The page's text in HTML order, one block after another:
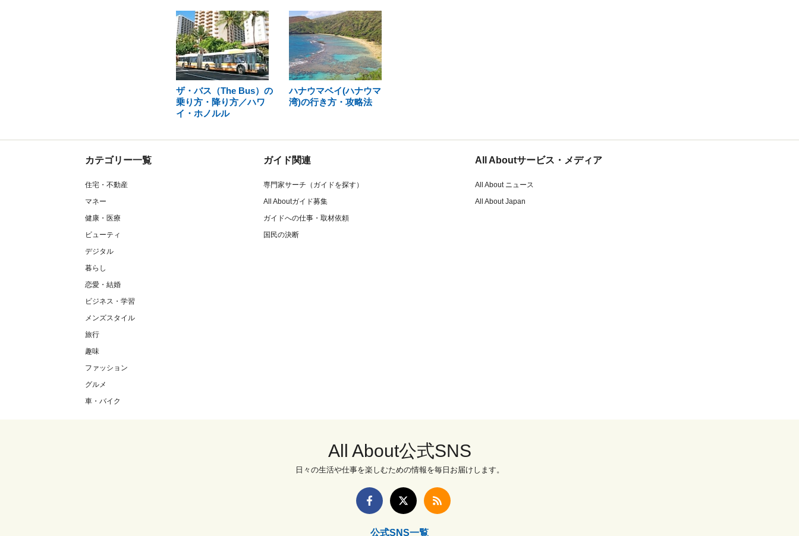
ザ・バス（The Bus）の
乗り方・降り方／ハワ
イ・ホノルル
ハナウマベイ(ハナウマ
湾)の行き方・攻略法
カテゴリー一覧
住宅・不動産
マネー
健康・医療
ビューティ
デジタル
暮らし
恋愛・結婚
ビジネス・学習
メンズスタイル
旅行
趣味
ファッション
グルメ
車・バイク
ガイド関連
専門家サーチ（ガイドを探す）
All Aboutガイド募集
ガイドへの仕事・取材依頼
国民の決断
All Aboutサービス・メディア
All About ニュース
All About Japan
All About公式SNS
日々の生活や仕事を楽しむための情報を毎日お届けします。
公式SNS一覧